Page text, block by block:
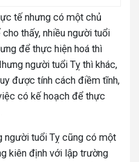
tế nhưng có một chủ
thấy, nhiều người tuổi
để thực hiện hoá thì
người tuổi Tỵ thì khác,
được tính cách điềm tĩnh,
có kế hoạch để thực
người tuổi Tỵ cũng có một
kiên định với lập trường